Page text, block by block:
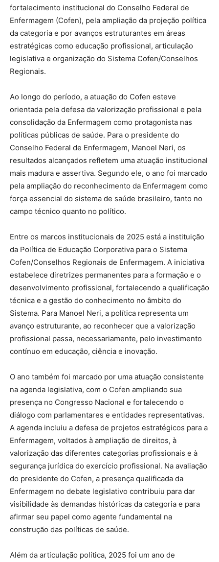
fortalecimento institucional do Conselho Federal de
Enfermagem (Cofen), pela ampliação da projeção política
da categoria e por avanços estruturantes em áreas
estratégicas como educação profissional, articulação
legislativa e organização do Sistema Cofen/Conselhos
Regionais.
Ao longo do período, a atuação do Cofen esteve
orientada pela defesa da valorização profissional e pela
consolidação da Enfermagem como protagonista nas
políticas públicas de saúde. Para o presidente do
Conselho Federal de Enfermagem, Manoel Neri, os
resultados alcançados refletem uma atuação institucional
mais madura e assertiva. Segundo ele, o ano foi marcado
pela ampliação do reconhecimento da Enfermagem como
força essencial do sistema de saúde brasileiro, tanto no
campo técnico quanto no político.
Entre os marcos institucionais de 2025 está a instituição
da Política de Educação Corporativa para o Sistema
Cofen/Conselhos Regionais de Enfermagem. A iniciativa
estabelece diretrizes permanentes para a formação e o
desenvolvimento profissional, fortalecendo a qualificação
técnica e a gestão do conhecimento no âmbito do
Sistema. Para Manoel Neri, a política representa um
avanço estruturante, ao reconhecer que a valorização
profissional passa, necessariamente, pelo investimento
contínuo em educação, ciência e inovação.
O ano também foi marcado por uma atuação consistente
na agenda legislativa, com o Cofen ampliando sua
presença no Congresso Nacional e fortalecendo o
diálogo com parlamentares e entidades representativas.
A agenda incluiu a defesa de projetos estratégicos para a
Enfermagem, voltados à ampliação de direitos, à
valorização das diferentes categorias profissionais e à
segurança jurídica do exercício profissional. Na avaliação
do presidente do Cofen, a presença qualificada da
Enfermagem no debate legislativo contribuiu para dar
visibilidade às demandas históricas da categoria e para
afirmar seu papel como agente fundamental na
construção das políticas de saúde.
Além da articulação política, 2025 foi um ano de